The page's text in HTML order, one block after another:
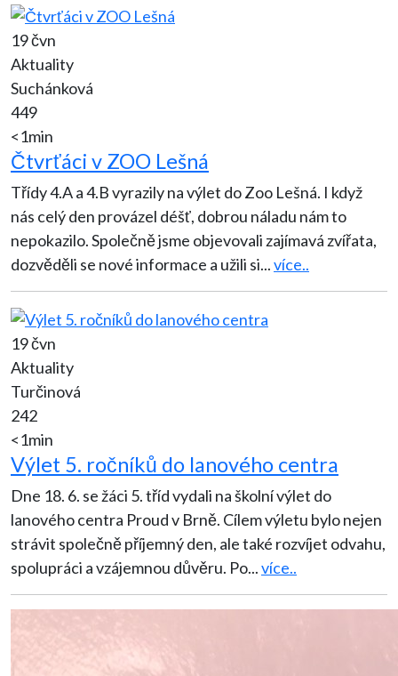
19 čvn
Aktuality
Suchánková
449
<1min
Čtvrťáci v ZOO Lešná
Třídy 4.A a 4.B vyrazily na výlet do Zoo Lešná. I když
nás celý den provázel déšť, dobrou náladu nám to
nepokazilo. Společně jsme objevovali zajímavá zvířata,
dozvěděli se nové informace a užili si...více..
19 čvn
Aktuality
Turčinová
242
<1min
Výlet 5. ročníků do lanového centra
Dne 18. 6. se žáci 5. tříd vydali na školní výlet do
lanového centra Proud v Brně. Cílem výletu bylo nejen
strávit společně příjemný den, ale také rozvíjet odvahu,
spolupráci a vzájemnou důvěru. Po...více..